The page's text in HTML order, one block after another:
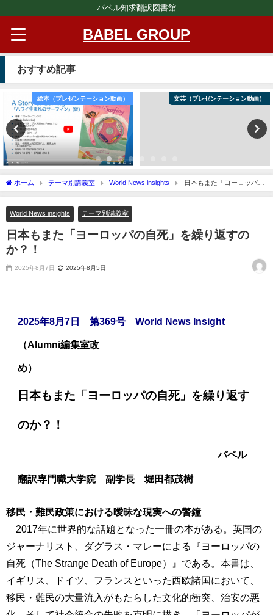
バベル知求翻訳図書館
BABEL GROUP
おすすめ記事
絵本（プレゼンテーション動画） 文芸（プレゼンテーション動画）
ホーム テーマ別講義室 World News insights
日本もまた「ヨーロッパの
自死」を繰り返すのか？！
World News insights テーマ別講義室
日本もまた「ヨーロッパの自死」を繰り返すの
か？！
2025年8月7日 2025年8月5日
2025年8月7日 第369号 World News Insight
（Alumni編集室改
め）
日本もまた「ヨーロッパの自死」を繰り返す
のか？！
バベル
翻訳専門職大学院 副学長 堀田都茂樹
移民・難民政策における曖昧な現実への警鐘
2017年に世界的な話題となった一冊の本がある。英国の
ジャーナリスト、ダグラス・マレーによる『ヨーロッパの
自死（The Strange Death of Europe）』である。本書は、
イギリス、ドイツ、フランスといった西欧諸国において、
移民・難民の大量流入がもたらした文化的衝突、治安の悪